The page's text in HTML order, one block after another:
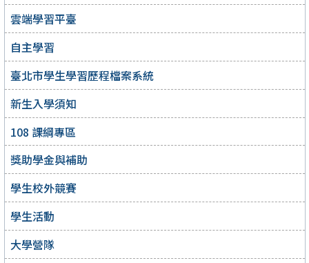
雲端學習平臺
自主學習
臺北市學生學習歷程檔案系統
新生入學須知
108 課綱專區
獎助學金與補助
學生校外競賽
學生活動
大學營隊